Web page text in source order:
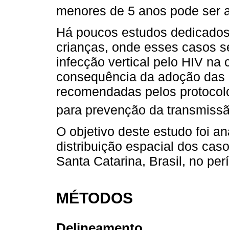
menores de 5 anos pode ser
Há poucos estudos
crianças, onde esses casos
infecção vertical pelo HIV na
consequência da adoção
recomendadas pelos
para prevenção da
O objetivo deste estudo foi
distribuição espacial dos
Santa Catarina, Brasil, no
MÉTODOS